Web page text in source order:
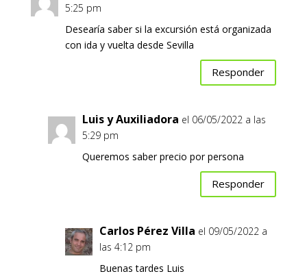
5:25 pm
Desearía saber si la excursión está organizada
con ida y vuelta desde Sevilla
Responder
Luis y Auxiliadora el 06/05/2022 a las
5:29 pm
Queremos saber precio por persona
Responder
Carlos Pérez Villa el 09/05/2022 a
las 4:12 pm
Buenas tardes Luis